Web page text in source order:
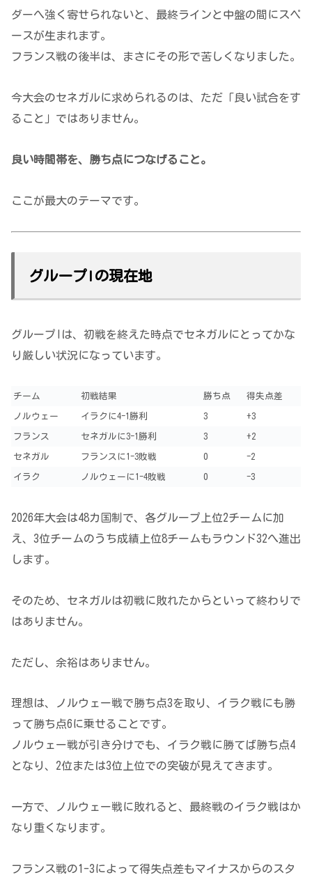
ダーへ強く寄せられないと、最終ラインと中盤の間にスペ
ースが生まれます。
フランス戦の後半は、まさにその形で苦しくなりました。
今大会のセネガルに求められるのは、ただ「良い試合をす
ること」ではありません。
良い時間帯を、勝ち点につなげること。
ここが最大のテーマです。
グループIの現在地
グループIは、初戦を終えた時点でセネガルにとってかな
り厳しい状況になっています。
チーム 初戦結果 勝ち点 得失点差
ノルウェー イラクに4-1勝利 3 +3
フランス セネガルに3-1勝利 3 +2
セネガル フランスに1-3敗戦 0 -2
イラク ノルウェーに1-4敗戦 0 -3
2026年大会は48カ国制で、各グループ上位2チームに加
え、3位チームのうち成績上位8チームもラウンド32へ進出
します。
そのため、セネガルは初戦に敗れたからといって終わりで
はありません。
ただし、余裕はありません。
理想は、ノルウェー戦で勝ち点3を取り、イラク戦にも勝
って勝ち点6に乗せることです。
ノルウェー戦が引き分けでも、イラク戦に勝てば勝ち点4
となり、2位または3位上位での突破が見えてきます。
一方で、ノルウェー戦に敗れると、最終戦のイラク戦はか
なり重くなります。
フランス戦の1-3によって得失点差もマイナスからのスタ